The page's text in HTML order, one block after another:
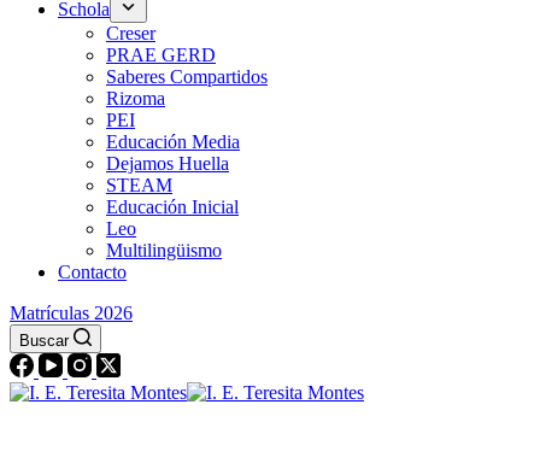
Schola
Creser
PRAE GERD
Saberes Compartidos
Rizoma
PEI
Educación Media
Dejamos Huella
STEAM
Educación Inicial
Leo
Multilingüismo
Contacto
Matrículas 2026
Buscar